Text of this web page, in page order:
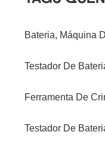
Bateria, Máquina
Testador De
Ferramenta De
Testador De